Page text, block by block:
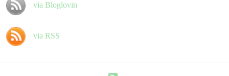
via Bloglovin
via RSS